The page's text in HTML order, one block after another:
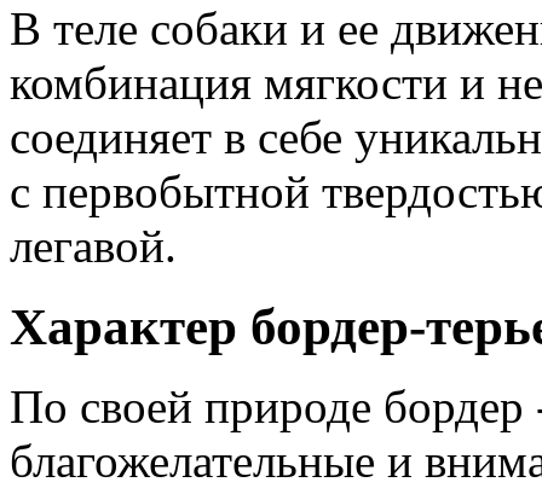
В теле собаки и ее
комбинация мягкости и
соединяет в себе
с первобытной
легавой.
Характер бордер-
По своей природе
благожелательные и